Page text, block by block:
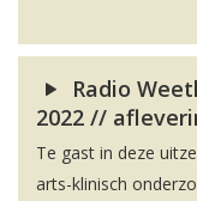
Radio
2022 //
Te gast in deze
arts-klinisch